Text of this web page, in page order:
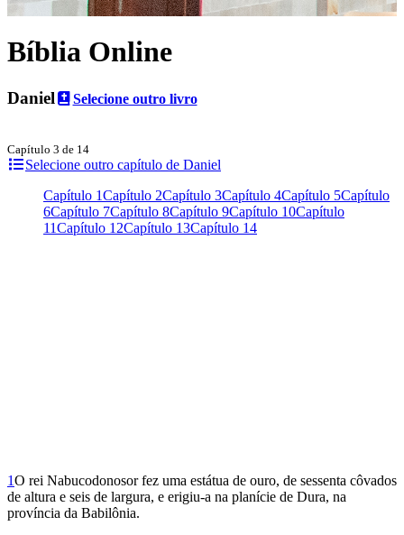
Bíblia Online
Daniel Selecione outro livro
Capítulo 3 de 14
Selecione outro capítulo de Daniel
Capítulo 1Capítulo 2Capítulo 3Capítulo 4Capítulo 5Capítulo
6Capítulo 7Capítulo 8Capítulo 9Capítulo 10Capítulo
11Capítulo 12Capítulo 13Capítulo 14
1O rei Nabucodonosor fez uma estátua de ouro, de sessenta côvados
de altura e seis de largura, e erigiu-a na planície de Dura, na
província da Babilônia.